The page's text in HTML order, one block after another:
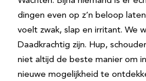
dingen even op z’n beloop
voelt zwak, slap en irritant. We
Daadkrachtig zijn. Hup,
niet altijd de beste manier om
nieuwe mogelijkheid te